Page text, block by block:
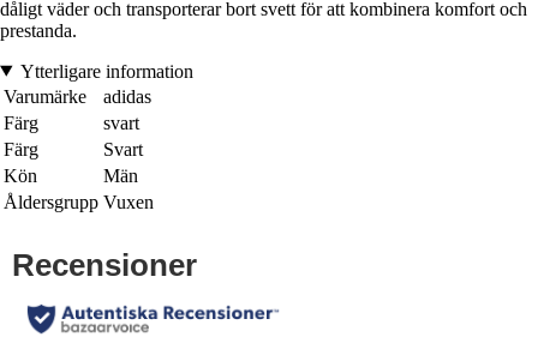
dåligt väder och transporterar bort svett för att kombinera komfort och
prestanda.
Ytterligare information
Varumärke
adidas
Färg
svart
Färg
Svart
Kön
Män
Åldersgrupp Vuxen